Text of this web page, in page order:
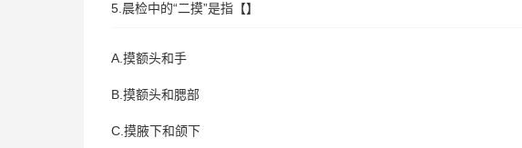
5.晨检中的“二摸”是指【】
A.摸额头和手
B.摸额头和腮部
C.摸腋下和颌下